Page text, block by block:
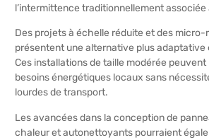
l’intermittence traditionnellement associée
Des projets à échelle réduite et des micro-
présentent une alternative plus adaptative
Ces installations de taille modérée
besoins énergétiques locaux sans
lourdes de transport.
Les avancées dans la conception de
chaleur et autonettoyants pourraient